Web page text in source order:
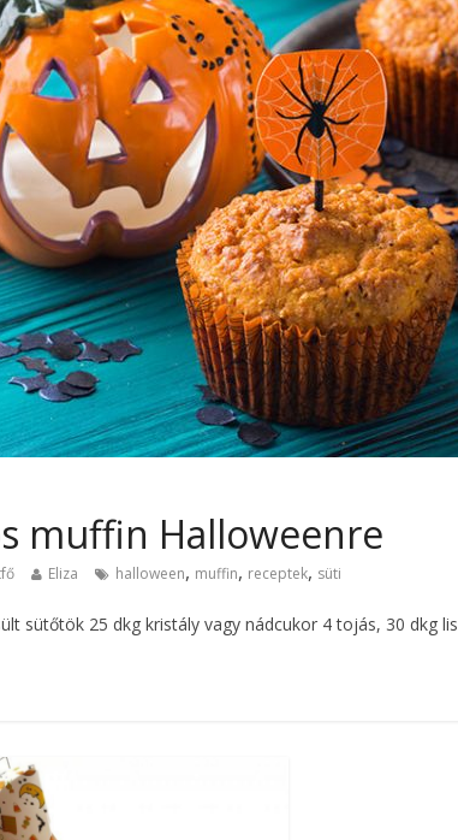
muffin Halloweenre
Eliza halloween, muffin, receptek, süti
sütőtök 25 dkg kristály vagy nádcukor 4 tojás, 30 dkg